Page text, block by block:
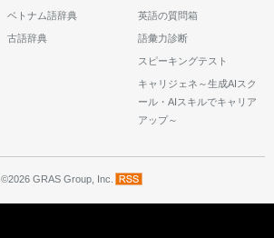
ベトナム語辞典
古語辞典
英語の質問箱
語彙力診断
スピーキングテスト
キャリジェネ～生成AIスク
ール・AIスキルでキャリア
アップ～
©2026 GRAS Group, Inc.